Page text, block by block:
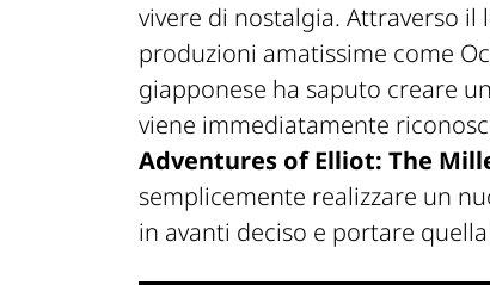
vivere di nostalgia. Attraverso il
produzioni amatissime come
giapponese ha saputo creare
viene immediatamente
Adventures of Elliot: The
semplicemente realizzare un
in avanti deciso e portare